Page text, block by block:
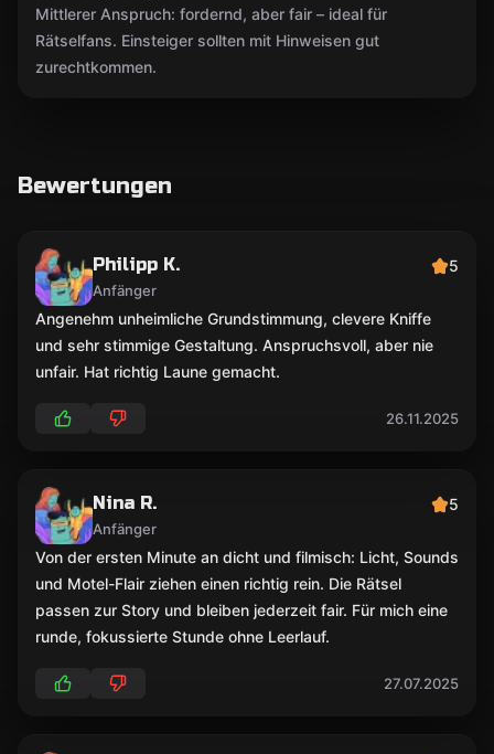
Mittlerer Anspruch: fordernd, aber fair – ideal für
Rätselfans. Einsteiger sollten mit Hinweisen gut
zurechtkommen.
Bewertungen
Philipp K.
Anfänger
5
Angenehm unheimliche Grundstimmung, clevere Kniffe
und sehr stimmige Gestaltung. Anspruchsvoll, aber nie
unfair. Hat richtig Laune gemacht.
26.11.2025
Nina R.
Anfänger
5
Von der ersten Minute an dicht und filmisch: Licht, Sounds
und Motel-Flair ziehen einen richtig rein. Die Rätsel
passen zur Story und bleiben jederzeit fair. Für mich eine
runde, fokussierte Stunde ohne Leerlauf.
27.07.2025